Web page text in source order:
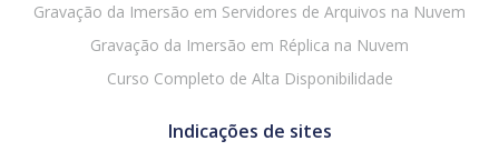
Gravação da Imersão em Servidores de Arquivos na Nuvem
Gravação da Imersão em Réplica na Nuvem
Curso Completo de Alta Disponibilidade
Indicações de sites